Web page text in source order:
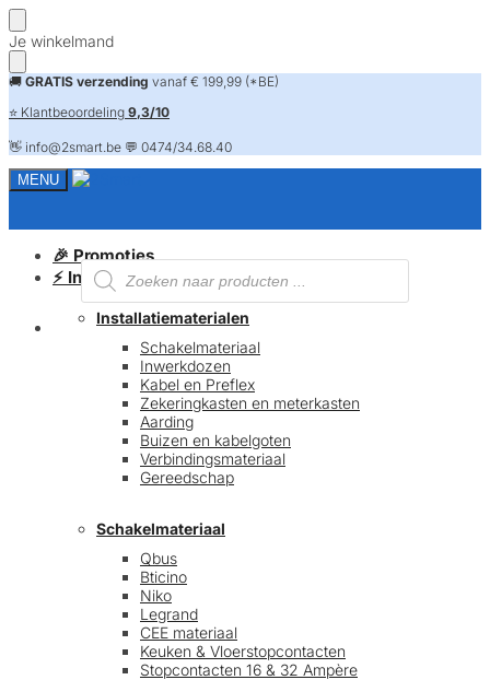
Skip
to
navigation
Skip
to
content
Je winkelmand
🚚 GRATIS verzending vanaf € 199,99 (*BE)
⭐ Klantbeoordeling 9,3/10
👋 info@2smart.be 💬 0474/34.68.40
MENU
Producten
zoeken
FAQ
🎉 Promoties
⚡ Installatiematerialen
Installatiematerialen
Schakelmateriaal
Inwerkdozen
Kabel en Preflex
Zekeringkasten en meterkasten
Aarding
Buizen en kabelgoten
Verbindingsmateriaal
Gereedschap
Schakelmateriaal
Qbus
Bticino
Niko
Legrand
CEE materiaal
Keuken & Vloerstopcontacten
Stopcontacten 16 & 32 Ampère